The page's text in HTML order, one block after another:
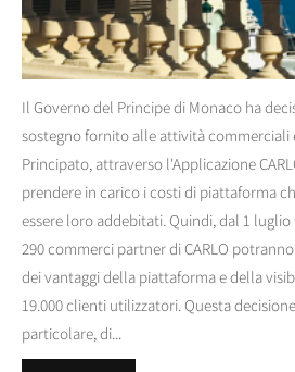
Il Governo del Principe di Monaco ha
sostegno fornito alle attività commerciali
Principato, attraverso l'Applicazione
prendere in carico i costi di piattaforma
essere loro addebitati. Quindi, dal 1
290 commerci partner di CARLO
dei vantaggi della piattaforma e della
19.000 clienti utilizzatori. Questa
particolare, di...